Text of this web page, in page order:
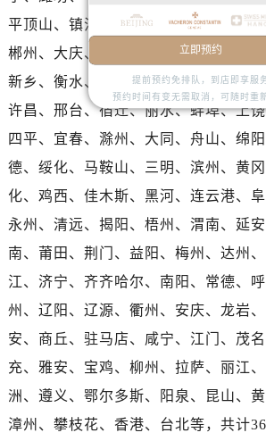
平顶山、镇江、桂林、芜湖、汕头、淄
郴州、大庆、张家口、衡阳、焦作、周
新乡、衡水、牡丹江、德州、聊城、包
许昌、邢台、宿迁、丽水、蚌埠、上饶
四平、宜春、滁州、大同、舟山、绵
德、绥化、马鞍山、三明、滨州、黄
化、鸡西、佳木斯、黑河、连云港、
永州、清远、揭阳、梧州、渭南、延
南、莆田、荆门、益阳、梅州、达州
江、济宁、齐齐哈尔、南阳、常德、
州、辽阳、辽源、衢州、安庆、龙岩
安、商丘、驻马店、咸宁、江门、茂
充、雅安、宝鸡、柳州、拉萨、丽江
洲、遵义、鄂尔多斯、阳泉、昆山、
漳州、攀枝花、香港、台北等，共计
立即预约
提前预约免排队，到店即享服
预约时间有变无需取消，可随时重